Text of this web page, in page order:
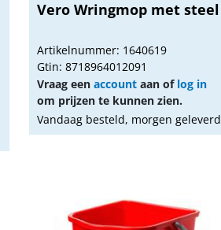
Vero Wringmop met steel
Artikelnummer: 1640619
Gtin: 8718964012091
Vraag eenaccount aan of log in
om prijzen te kunnen zien.
Vandaag besteld, morgen geleverd